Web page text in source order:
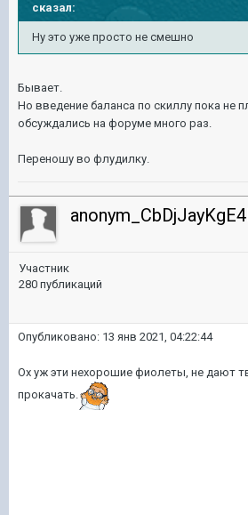
сказал:
Ну это уже просто не смешно
Бывает.
Но введение баланса по скиллу пока не
обсуждались на форуме много раз.
Переношу во флудилку.
Участник
280 публикаций
Опубликовано: 13 янв 2021, 04:22:44
Ох уж эти нехорошие фиолеты, не дают
прокачать.